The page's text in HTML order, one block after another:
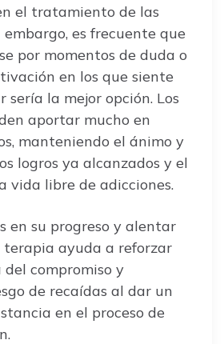
el tratamiento de las
embargo, es frecuente que
por momentos de duda o
en los que siente
sería la mejor opción. Los
aportar mucho en
manteniendo el ánimo y
logros ya alcanzados y el
vida libre de adicciones.
en su progreso y alentar
terapia ayuda a reforzar
compromiso y
de recaídas al dar un
en el proceso de